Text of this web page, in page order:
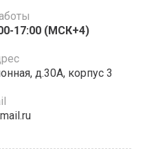
17:00 (МСК+4)
д.30А, корпус 3